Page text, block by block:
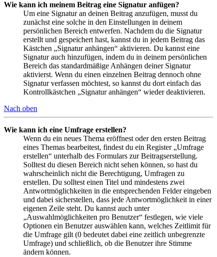
Wie kann ich meinem Beitrag eine Signatur anfügen?
Um eine Signatur an deinen Beitrag anzufügen, musst du
zunächst eine solche in den Einstellungen in deinem
persönlichen Bereich entwerfen. Nachdem du die Signatur
erstellt und gespeichert hast, kannst du in jedem Beitrag das
Kästchen „Signatur anhängen“ aktivieren. Du kannst eine
Signatur auch hinzufügen, indem du in deinem persönlichen
Bereich das standardmäßige Anhängen deiner Signatur
aktivierst. Wenn du einen einzelnen Beitrag dennoch ohne
Signatur verfassen möchtest, so kannst du dort einfach das
Kontrollkästchen „Signatur anhängen“ wieder deaktivieren.
Nach oben
Wie kann ich eine Umfrage erstellen?
Wenn du ein neues Thema eröffnest oder den ersten Beitrag
eines Themas bearbeitest, findest du ein Register „Umfrage
erstellen“ unterhalb des Formulars zur Beitragserstellung.
Solltest du diesen Bereich nicht sehen können, so hast du
wahrscheinlich nicht die Berechtigung, Umfragen zu
erstellen. Du solltest einen Titel und mindestens zwei
Antwortmöglichkeiten in die entsprechenden Felder eingeben
und dabei sicherstellen, dass jede Antwortmöglichkeit in einer
eigenen Zeile steht. Du kannst auch unter
„Auswahlmöglichkeiten pro Benutzer“ festlegen, wie viele
Optionen ein Benutzer auswählen kann, welches Zeitlimit für
die Umfrage gilt (0 bedeutet dabei eine zeitlich unbegrenzte
Umfrage) und schließlich, ob die Benutzer ihre Stimme
ändern können.